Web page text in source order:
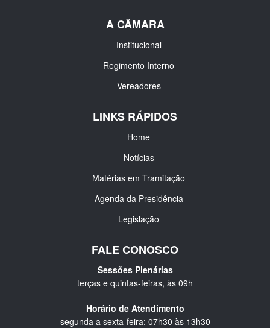
A CÂMARA
Institucional
Regimento Interno
Vereadores
LINKS RÁPIDOS
Home
Notícias
Matérias em Tramitação
Agenda da Presidência
Legislação
FALE CONOSCO
Sessões Plenárias
terças e quintas-feiras, às 09h
Horário de Atendimento
segunda a sexta-feira: 07h30 às 13h30